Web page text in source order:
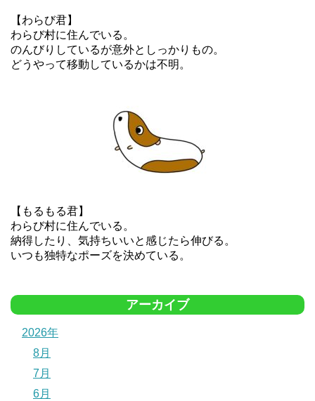
【わらび君】
わらび村に住んでいる。
のんびりしているが意外としっかりもの。
どうやって移動しているかは不明。
【もるもる君】
わらび村に住んでいる。
納得したり、気持ちいいと感じたら伸びる。
いつも独特なポーズを決めている。
アーカイブ
2026年
8月
7月
6月